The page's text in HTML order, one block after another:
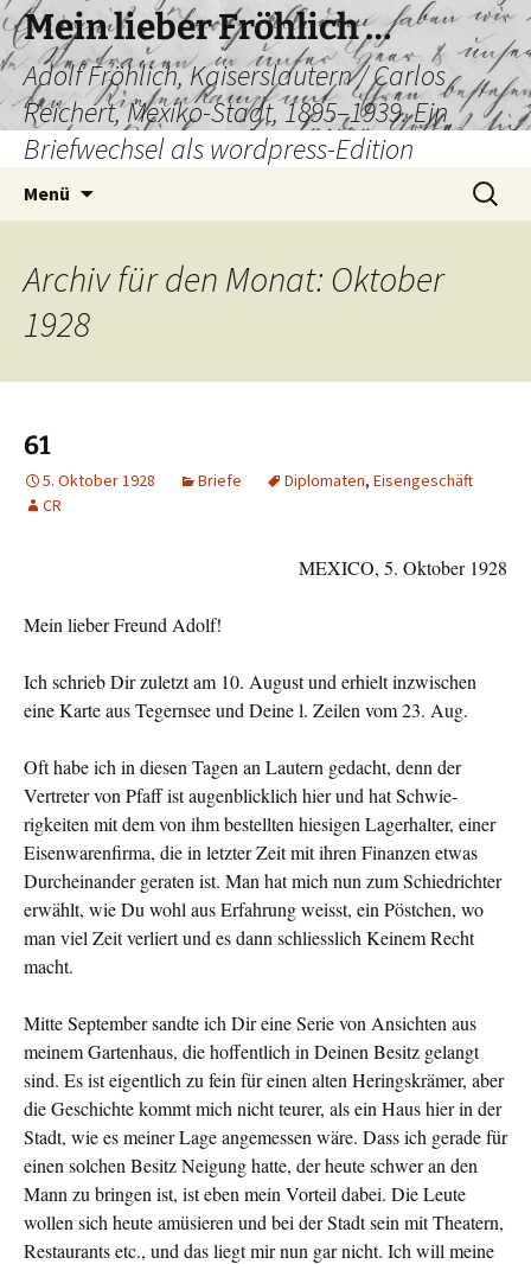
Mein lieber Fröhlich …
Adolf Fröhlich, Kaiserslautern / Carlos
Reichert, Mexiko-Stadt, 1895–1939. Ein
Briefwechsel als wordpress-Edition
Menü
Suchen
nach:
Archiv für den Monat: Oktober
1928
61
5. Oktober 1928 Briefe Diplomaten, Eisengeschäft
CR
MEXICO, 5. Oktober 1928
Mein lieber Freund Adolf!
Ich schrieb Dir zuletzt am 10. August und erhielt inzwischen
eine Karte aus Tegernsee und Deine l. Zeilen vom 23. Aug.
Oft habe ich in diesen Tagen an Lautern gedacht, denn der
Vertreter von Pfaff ist augenblicklich hier und hat Schwie­
rigkeiten mit dem von ihm bestellten hiesigen Lagerhal­ter, einer
Eisenwarenfirma, die in letzter Zeit mit ihren Fi­nanzen etwas
Durcheinander geraten ist. Man hat mich nun zum Schied­richter
erwählt, wie Du wohl aus Erfahrung weisst, ein Pöst­chen, wo
man viel Zeit verliert und es dann schliesslich Kei­nem Recht
macht.
Mitte September sandte ich Dir eine Serie von Ansichten aus
meinem Gartenhaus, die hoffentlich in Deinen Besitz gelangt
sind. Es ist eigentlich zu fein für einen alten Heringskrämer, aber
die Geschichte kommt mich nicht teurer, als ein Haus hier in der
Stadt, wie es meiner Lage angemessen wäre. Dass ich gerade für
einen solchen Besitz Neigung hatte, der heute schwer an den
Mann zu bringen ist, ist eben mein Vor­teil dabei. Die Leute
wollen sich heute amüsieren und bei der Stadt sein mit Theatern,
Restaurants etc., und das liegt mir nun gar nicht. Ich will meine